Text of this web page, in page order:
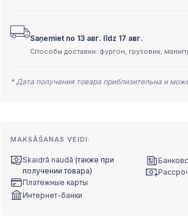
Saņemiet no 13 авг. līdz 17 авг.
Способы доставки: фургон, грузовик,
* Дата получения товара приблизительна и
MAKSĀŠANAS VEIDI:
Skaidrā naudā (также при
получении товара)
Платёжные карты
Интернет-банки